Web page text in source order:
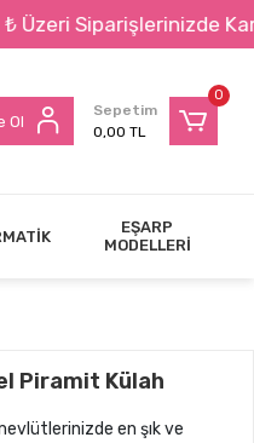
Siparişlerinizde Kargo
Ol
0
Sepetim
0,00 TL
EŞARP
MODELLERİ
Piramit Külah
en şık ve